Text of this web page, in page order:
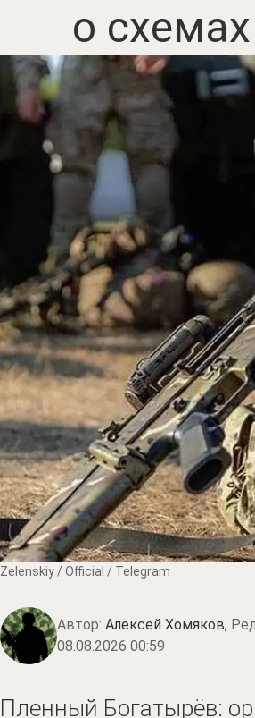
о
Zеlеnskiу / Оfficiаl / Telegram
Автор: Алексей Хомяков,
08.08.2026 00:59
Пленный Богатырёв: